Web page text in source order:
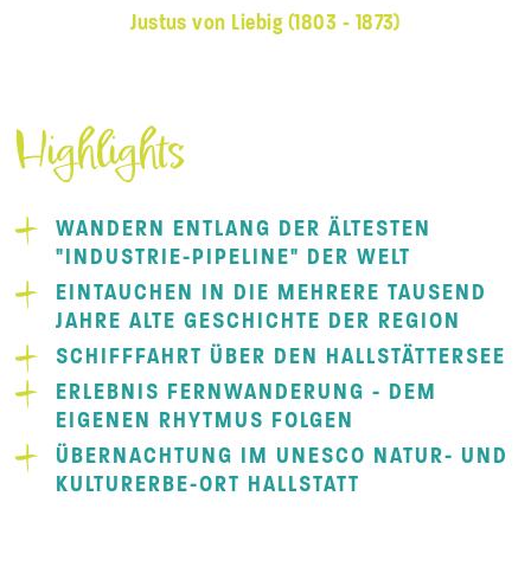
Justus von Liebig (1803 - 1873)
Highlights
WANDERN ENTLANG DER ÄLTESTEN
"INDUSTRIE-PIPELINE" DER WELT
EINTAUCHEN IN DIE MEHRERE TAUSEND
JAHRE ALTE GESCHICHTE DER REGION
SCHIFFFAHRT ÜBER DEN HALLSTÄTTERSEE
ERLEBNIS FERNWANDERUNG - DEM
EIGENEN RHYTMUS FOLGEN
ÜBERNACHTUNG IM UNESCO NATUR- UND
KULTURERBE-ORT HALLSTATT